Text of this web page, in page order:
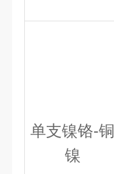
单支镍铬-铜
镍